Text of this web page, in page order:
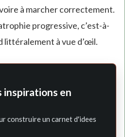
à marcher correctement.
progressive, c’est-à-
littéralement à vue d’œil.
inspirations en
construire un carnet d'idees